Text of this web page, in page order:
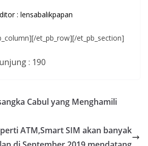
: lensabalikpapan
et_pb_row][/et_pb_section]
: 190
Cabul yang Menghamili
ATM,Smart SIM akan banyak